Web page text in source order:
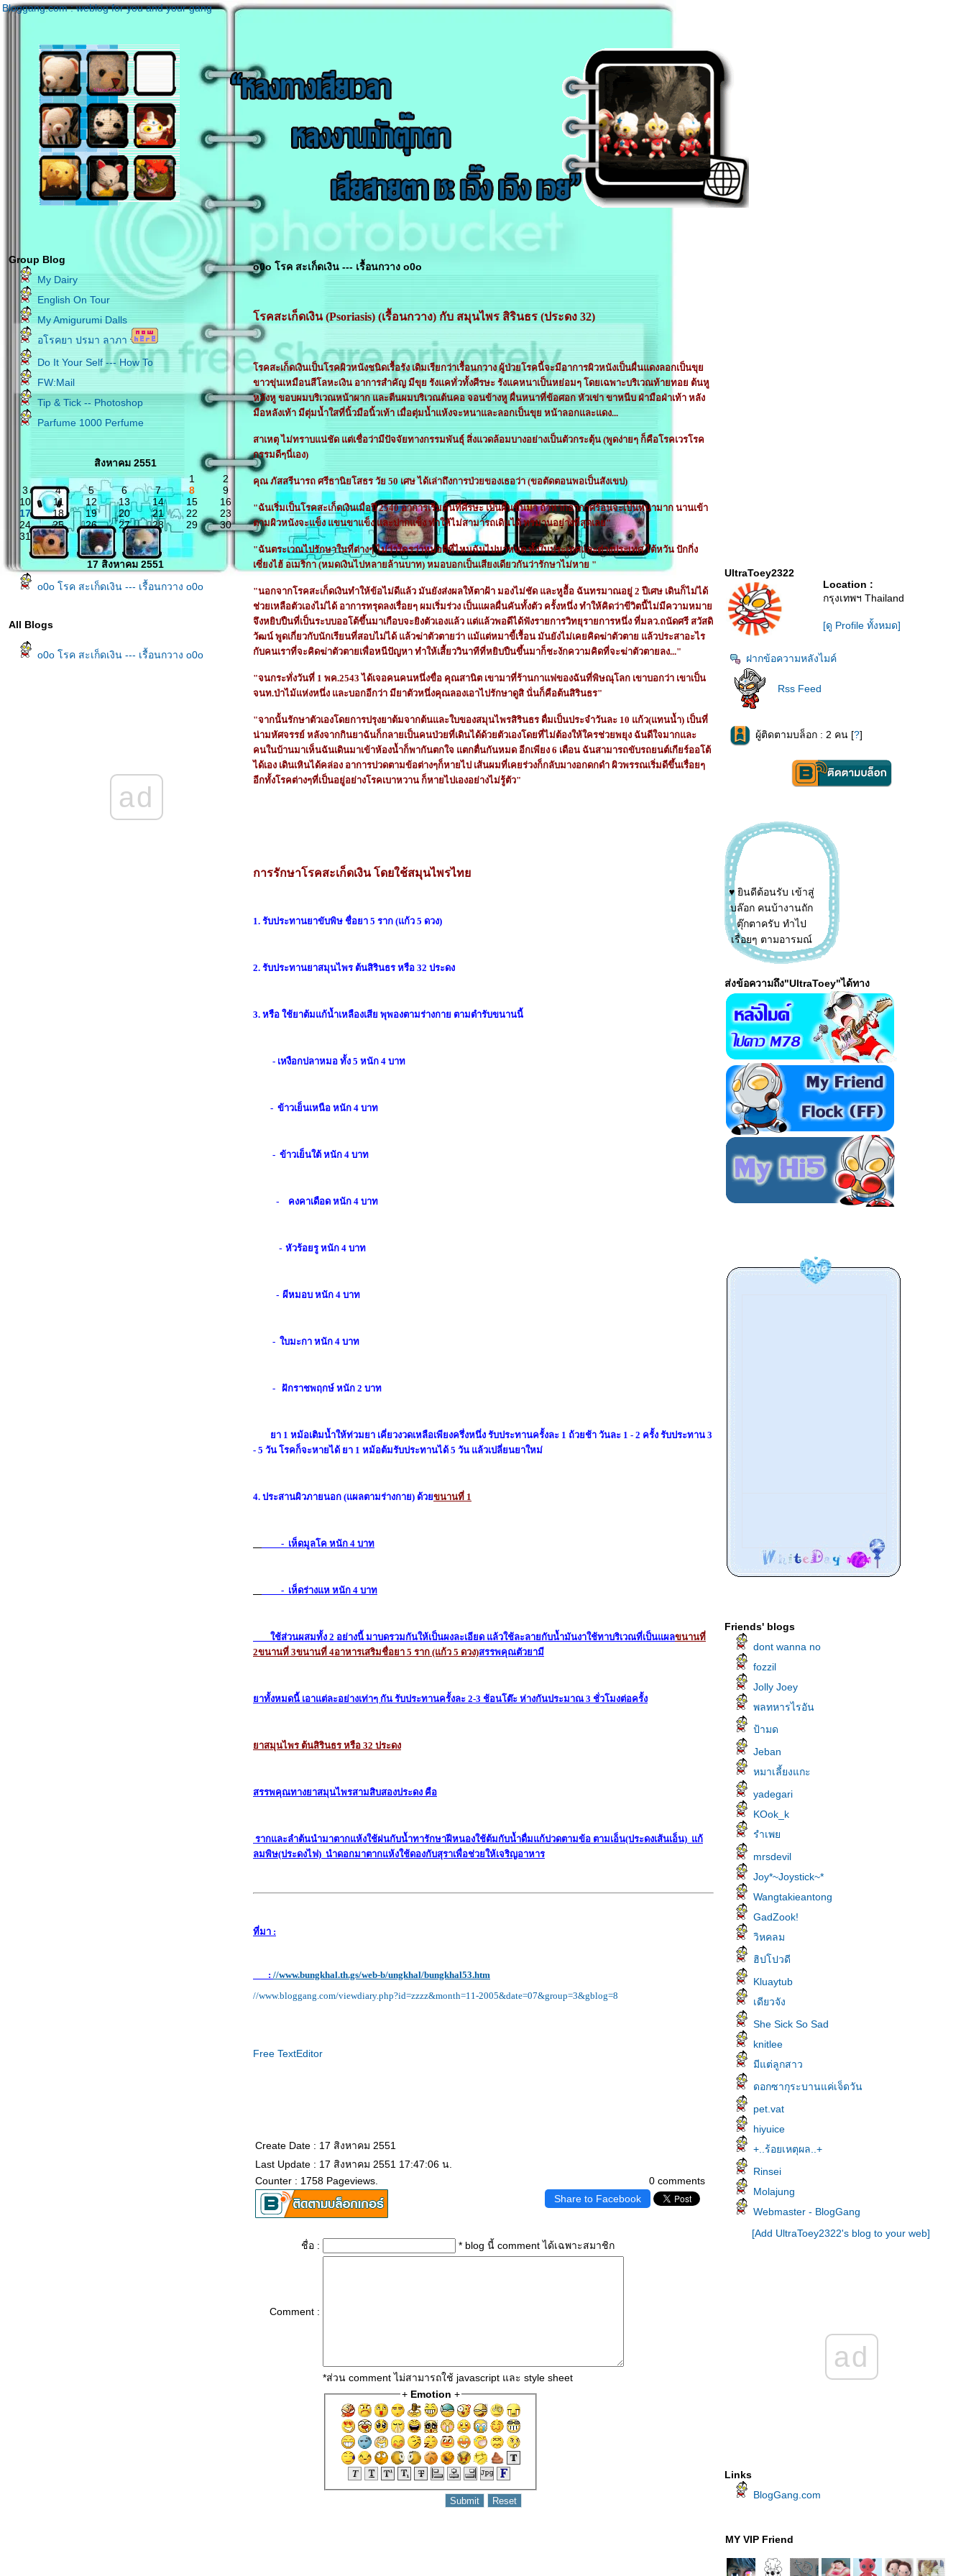
Bloggang.com : weblog for you and your gang
Group Blog
My Dairy
English On Tour
My Amigurumi Dalls
อโรคยา ปรมา ลาภา
Do It Your Self --- How To
FW:Mail
Tip & Tick -- Photoshop
Parfume 1000 Perfume
สิงหาคม 2551
1
2
3
4 5 6 7 8
9
10
11 12 13 14 15
16
17
18 19 20 21 22
23
24
25 26 27 28 29
30
31
17 สิงหาคม 2551
o0o โรค สะเก็ดเงิน --- เรื้อนกวาง o0o
All Blogs
o0o โรค สะเก็ดเงิน --- เรื้อนกวาง o0o
ad
o0o โรค สะเก็ดเงิน --- เรื้อนกวาง o0o
รคสะเก็ดเงิน (Psoriasis) (เรื้อนกวาง) กับ สมุนไพร สิรินธร (ประดง 32)
รคสะเก็ดเงินเป็นโรคผิวหนังชนิดเรื้อรัง เดิมเรียกว่าเรื้อนกวาง ผู้ป่วยโรคนี้จะมีอาการผิวหนังเป็นผื่นแดงลอกเป็นขุ
ขาวขุ่นเหมือนสีโลหะเงิน อาการสำคัญ มีขุย รังแคทั่วทั้งศีรษะ รังแคหนาเป็นหย่อมๆ โดยเฉพาะบริเวณท้ายทอย ต้นหู
หลังหู ขอบผมบริเวณหน้าผาก และตีนผมบริเวณต้นคอ จอนข้างหู ผื่นหนาที่ข้อศอก หัวเข่า ขาหนีบ ฝ่ามือฝ่าเท้า หลัง
มือหลังเท้า มีตุ่มน้ำใสที่นิ้วมือนิ้วเท้า เมื่อตุ่มน้ำแห้งจะหนาและลอกเป็นขุย หน้าลอกและแดง...
สาเหตุไม่ทราบแน่ชัด แต่เชื่อว่ามีปัจจัยทางกรรมพันธุ์ สิ่งแวดล้อมบางอย่างเป็นตัวกระตุ้น (พูดง่ายๆ ก็คือโรคเวรโรค
กรรมดีๆนี่เอง)
คุณ ภัสสรีนารถ ศรีธานิยโสธร วัย 50 เศษ ได้เล่าถึงการป่วยของเธอว่า (ขอตัดตอนพอเป็นสังเขป)
"ฉันเริ่มเป็นโรคสะเก็ดเงินเมื่อปี 2540 อาการเริ่มคันที่ศีรษะ เป็นผื่นขึ้นมา ถ้าหากอากาศร้อนจะเป็นหนามาก นานเข้า
ตามผิวหนังจะแข็ง แขนขาแข็ง และปากแข็ง ทำให้ไม่สามารถเดินได้ ทรมานอย่างที่สุดเลย"
"ฉันตระเวณไปรักษาในที่ต่างๆ ไม่ว่าใครว่าหมอดีที่ไหนฉันไปมาหมด ทั้งในประเทศและต่างประเทศ ไต้หวัน ปักกิ่ง
เซี่ยงไฮ้ อเมริกา (หมดเงินไปหลายล้านบาท) หมอบอกเป็นเสียงเดียวกันว่ารักษาไม่หาย "
"นอกจากโรคสะเก็ดเงินทำให้ข้อไม่ดีแล้ว มันยังส่งผลให้ตาฝ้า มองไม่ชัด และหูอื้อ ฉันทรมาณอยู่ 2 ปีเศษ เดินก็ไม่ได้
ช่วยเหลือตัวเองไม่ได้ อาการทรุดลงเรื่อยๆ ผมเริ่มร่วง เป็นแผลผื่นคันทั้งตัว ครั้งหนึ่ง ทำให้คิดว่าขีวิตนี้ไม่มีความหมา
จึงหยิบปืนที่เป็นระบบออโต้ขึ้นมาเกือบจะยิงตัวเองแล้ว แต่แล้วพอดีได้ฟังรายการวิทยุรายการหนึ่ง ที่มลว.ถนัดศรี สวัสดิ
วัฒน์ พูดเกี่ยวกับนักเรียนที่สอบไม่ได้ แล้วฆ่าตัวตายว่า แม้แต่หมาขี้เรื้อน มันยังไม่เคยคิดฆ่าตัวตาย แล้วประสาอะไร
กับคนเราที่จะคิดฆ่าตัวตายเพื่อหนีปัญหา ทำให้เสี้ยววินาทีที่หยิบปืนขึ้นมาก็ชะงักความคิดที่จะฆ่าตัวตายลง..."
"จนกระทั่งวันที่ 1 พค.2543 ได้เจอคนคนหนึ่งขื่อ คุณสานิต เขามาที่ร้านกาแฟของฉันที่พิษณุโลก เขาบอกว่า เขาเป็น
จนท.ป่าไม้แห่งหนึ่ง และบอกอีกว่า มียาตัวหนึ่งคุณลองเอาไปรักษาดูสิ นั่นก็คือต้นสิรินธร"
"จากนั้นรักษาตัวเองโดยการปรุงยาต้มจากต้นและใบของสมุนไพรสิรินธร ดื่มเป็นประจำวันละ 10 แก้ว(แทนน้ำ) เป็นที่
น่ามหัศจรรย์ หลังจากกินยาฉันก็กลายเป็นคนป่วยที่เดินได้ด้วยตัวเองโดยที่ไม่ต้องให้ใครช่วยพยุง ฉันดีใจมากและ
คนในบ้านมาเห็นฉันเดินมาเข้าห้องน้ำก็พากันตกใจ แตกตื่นกันหมด อีกเพียง 6 เดือน ฉันสามารถขับรถยนต์เกียร์ออโต้
ได้เอง เดินเหินได้คล่อง อาการปวดตามข้อต่างๆก็หายไป เส้นผมที่เคยร่วงก็กลับมางอกดกดำ ผิวพรรณเริ่มดีขึ้นเรื่อยๆ
อีกทั้งโรคต่างๆที่เป็นอยู่อย่างโรคเบาหวาน ก็หายไปเองอย่างไม่รู้ตัว"
การรักษาโรคสะเก็ดเงิน โดยใช้สมุนไพรไท
1. รับประทานยาขับพิษ ชื่อยา 5 ราก (แก้ว 5 ดวง)
2. รับประทานยาสมุนไพร ต้นสิรินธร หรือ 32 ประดง
3. หรือ ใช้ยาต้มแก้น้ำเหลืองเสีย พุพองตามร่างกาย ตามตำรับขนานนี้
- เหงือกปลาหมอ ทั้ง 5 หนัก 4 บาท
- ข้าวเย็นเหนือ หนัก 4 บาท
- ข้าวเย็นใต้ หนัก 4 บาท
- คงคาเดือด หนัก 4 บาท
- หัวร้อยรู หนัก 4 บาท
- ผีหมอบ หนัก 4 บาท
- ใบมะกา หนัก 4 บาท
- ฝักราชพฤกษ์ หนัก 2 บาท
า 1 หม้อเติมน้ำให้ท่วมยา เคี่ยวงวดเหลือเพียงครึ่งหนึ่ง รับประทานครั้งละ 1 ถ้วยช้า วันละ 1 - 2 ครั้ง รับประทาน 3
- 5 วัน โรคก็จะหายได้ ยา 1 หม้อต้มรับประทานได้ 5 วัน แล้วเปลี่ยนยาใหม่
4. ประสานผิวภายนอก (แผลตามร่างกาย) ด้วขนานที่ 1
- เห็ดมูลโค หนัก 4 บาท
- เห็ดร่างแห หนัก 4 บาท
ช้ส่วนผสมทั้ง 2 อย่างนี้ มาบดรวมกันให้เป็นผงละเอียด แล้วใช้ละลายกับน้ำมันงาใช้ทาบริเวณที่เป็นแผลขนานที่
2ขนานที่ 3ขนานที่ 4อาหารเสริมชื่อยา 5 ราก (แก้ว 5 ดวง)สรรพคุณตัวยามี
าทั้งหมดนี้ เอาแต่ละอย่างเท่าๆ กัน รับประทานครั้งละ 2-3 ช้อนโต๊ะ ห่างกันประมาณ 3 ชั่วโมงต่อครั้ง
าสมุนไพร ต้นสิรินธร หรือ 32 ประดง
สรรพคุณทางยาสมุนไพรสามสิบสองประดง คือ
รากและลำต้นนำมาตากแห้งใช้ฝนกับน้ำทารักษาฝีหนองใช้ต้มกับน้ำดื่มแก้ปวดตามข้อ ตามเอ็น(ประดงเส้นเอ็น) แก้
ลมพิษ(ประดงไฟ) นำดอกมาตากแห้งใช้ดองกับสุราเพื่อช่วยให้เจริญอาหาร
ที่มา :
: //www.bungkhal.th.gs/web-b/ungkhal/bungkhal53.htm
//www.bloggang.com/viewdiary.php?id=zzzz&month=11-2005&date=07&group=3&gblog=8
Free TextEditor
Create Date : 17 สิงหาคม 2551
0 comments
Last Update : 17 สิงหาคม 2551 17:47:06 น.
Counter : 1758 Pageviews.
Share to Facebook
ชื่อ : * blog นี้ comment ได้เฉพาะสมาชิก
Comment :
*ส่วน comment ไม่สามารถใช้ javascript และ style sheet
+ Emotion +
UltraToey2322
Location :
กรุงเทพฯ Thailand
[ดู Profile ทั้งหมด]
ฝากข้อความหลังไมค์
Rss Feed
ผู้ติดตามบล็อก : 2 คน [?]
♥ ยินดีต้อนรับ เข้าสู่
บล๊อก คนบ้างานถัก
ตุ๊กตาครับ ทำไป
เรื่อยๆ ตามอารมณ์
ศิลปินครับ ไม่อยาก
ทำ ก็ไม่ทำ ดองงาน
เหอเหอ ตอนนี้กำลัง
ต่งบล๊อกเรื่อยๆ ครับ
หาความลงตัว อิอิ มี
อะไร หลังไมค์ครับพี่
น้อง ♥
ส่งข้อความถึง"UltraToey"ได้ทาง
Friends' blogs
dont wanna no
fozzil
Jolly Joey
พลทหารไรอัน
ป้ามด
Jeban
หมาเลี้ยงแกะ
yadegari
KOok_k
รำเพ
mrsdevil
Joy*~Joystick~*
Wangtakieantong
GadZook!
วิหคลม
ฮิปโปวดี
Kluaytub
เดียวจัง
She Sick So Sad
knitlee
มีแต่ลูกสาว
ดอกซากุระบานแค่เจ็ดวัน
pet.vat
hiyuice
+..ร้อยเหตุผล..+
Rinsei
Molajung
Webmaster - BlogGang
[Add UltraToey2322's blog to your web]
ad
Links
BlogGang.com
MY VIP Friend